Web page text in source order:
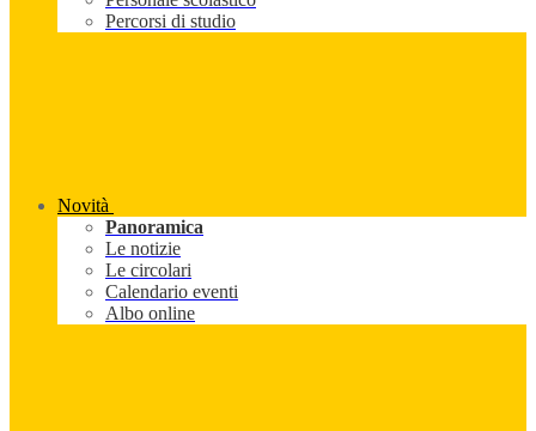
Percorsi di studio
Novità
Panoramica
Le notizie
Le circolari
Calendario eventi
Albo online